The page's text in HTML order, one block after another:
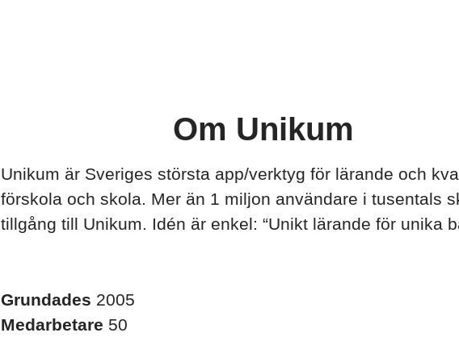
Om Unikum
Unikum är Sveriges största app/verktyg för lärande och
förskola och skola. Mer än 1 miljon användare i tusentals
tillgång till Unikum. Idén är enkel: “Unikt lärande för unika
Grundades 2005
Medarbetare 50